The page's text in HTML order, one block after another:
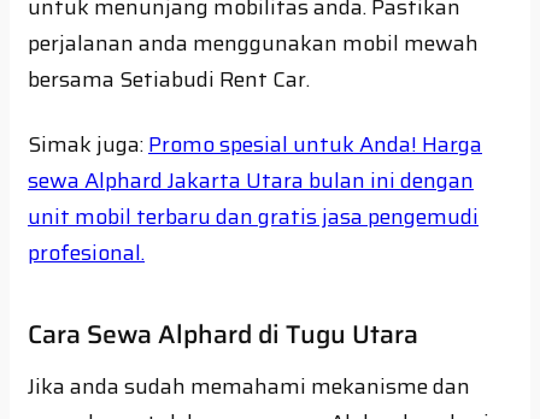
untuk menunjang mobilitas anda. Pastikan
perjalanan anda menggunakan mobil mewah
bersama Setiabudi Rent Car.
Simak juga:Promo spesial untuk Anda! Harga
sewa Alphard Jakarta Utara bulan ini dengan
unit mobil terbaru dan gratis jasa pengemudi
profesional.
Cara Sewa Alphard di Tugu Utara
Jika anda sudah memahami mekanisme dan